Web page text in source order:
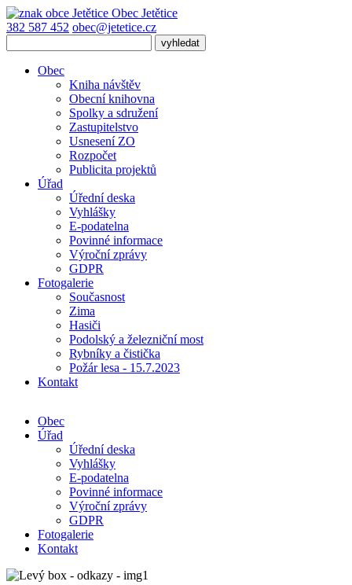
Obec Jetětice
382 587 452 obec@jetetice.cz
Obec
Kniha návštěv
Obecní knihovna
Spolky a sdružení
Zastupitelstvo
Usnesení ZO
Rozpočet
Publicita projektů
Úřad
Úřední deska
Vyhlášky
E-podatelna
Povinné informace
Výroční zprávy
GDPR
Fotogalerie
Současnost
Zima
Hasiči
Podolský a železniční most
Rybníky a čistička
Požár lesa - 15.7.2023
Kontakt
Obec
Úřad
Úřední deska
Vyhlášky
E-podatelna
Povinné informace
Výroční zprávy
GDPR
Fotogalerie
Kontakt